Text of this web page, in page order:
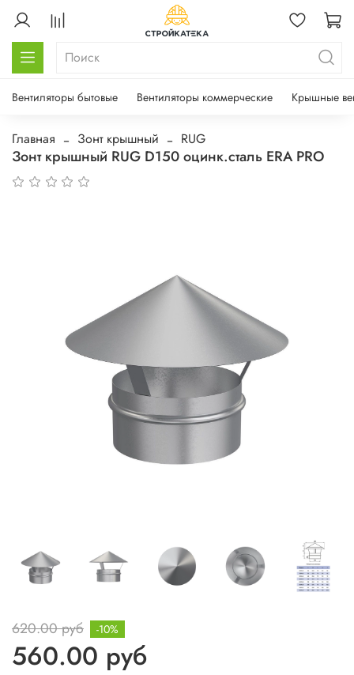
Вентиляторы бытовые Вентиляторы коммерческие Крышные
Главная Зонт крышный RUG
Зонт крышный RUG D150 оцинк.сталь ERA PRO
620.00 руб
560.00 руб
-10%